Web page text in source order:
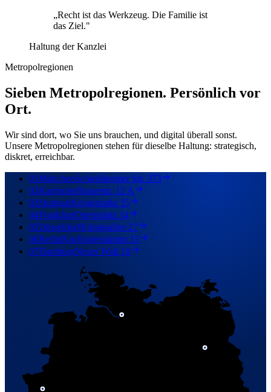
„Recht ist das Werkzeug. Die Familie ist
das Ziel."
Haltung der Kanzlei
Metropolregionen
Sieben Metropolregionen. Persönlich vor
Ort.
Wir sind dort, wo Sie uns brauchen, und digital überall sonst.
Unsere Metropolregionen stehen für dieselbe Haltung: strategisch,
diskret, erreichbar.
01MünchenSchleißheimer Str. 373
02KarlsruheBrauerstr. 12 A
03StuttgartKönigstraße 35
04FrankfurtOpernplatz 14
05DüsseldorfKönigsallee 27
06BerlinKurfürstendamm 15
07HamburgNeuer Wall 10